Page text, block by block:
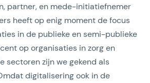
partner, en mede-initiatiefnemer
heeft op enig moment de focus
in de publieke en semi-publieke
op organisaties in zorg en
sectoren zijn we gekend als
digitalisering ook in de